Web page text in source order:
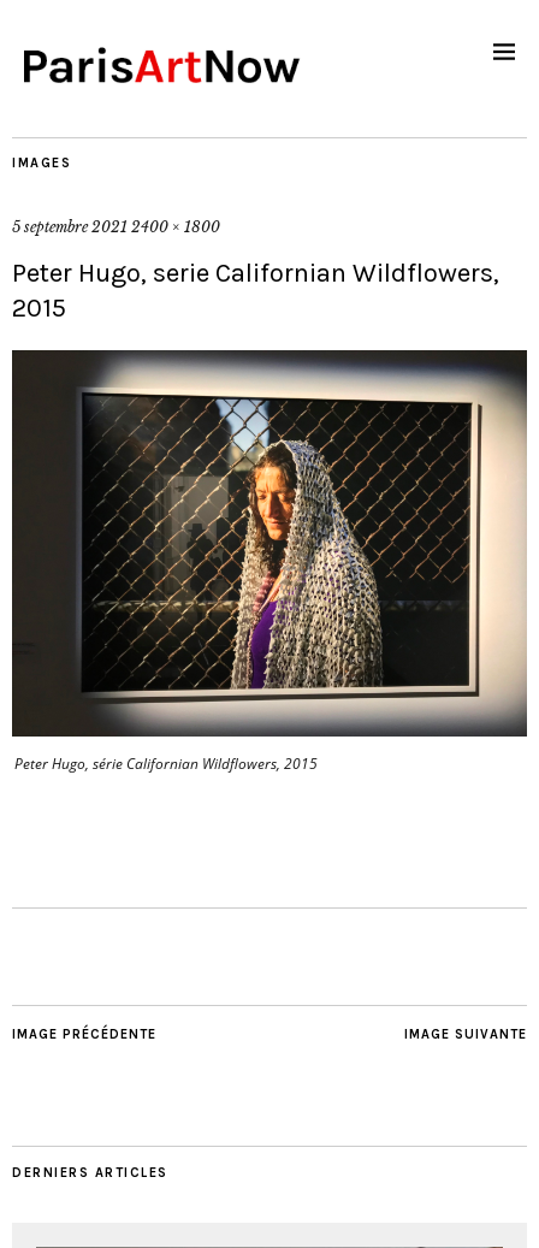
IMAGES
5 septembre 2021 2400 × 1800
Peter Hugo, serie Californian Wildflowers,
2015
Peter Hugo, série Californian Wildflowers, 2015
IMAGE SUIVANTE
IMAGE PRÉCÉDENTE
DERNIERS ARTICLES